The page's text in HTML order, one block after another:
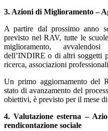
3. Azioni di Miglioramento –
A partire dal prossimo anno
previsto nel RAV, tutte le
miglioramento,
dell’INDIRE o di altri soggetti
ricerca, associazioni
Un primo aggiornamento del
stato di avanzamento del
obiettivi, è previsto per il mese
4. Valutazione esterna –
rendicontazione sociale